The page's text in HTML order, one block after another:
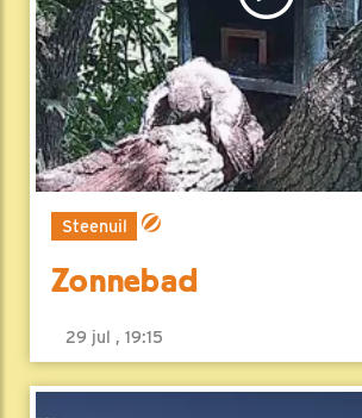
Steenuil
Zonnebad
29 jul , 19:15